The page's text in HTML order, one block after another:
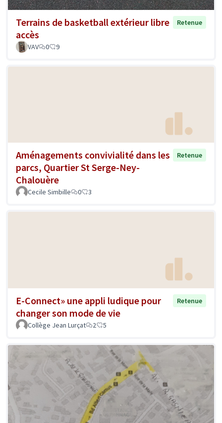
Terrains de basketball extérieur libre
accès
Retenue
VAV 0 9
Aménagements convivialité dans les
parcs, Quartier St Serge-Ney-
Chalouère
Retenue
Cecile Simbille 0 3
E-Connect» une appli ludique pour
changer son mode de vie
Retenue
Collège Jean Lurçat 2 5